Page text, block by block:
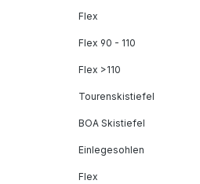
Flex
Flex 90 - 110
Flex >110
Tourenskistiefel
BOA Skistiefel
Einlegesohlen
Flex